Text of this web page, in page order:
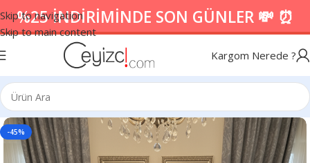
Skip to navigation
Skip to main content
%25 İNDİRİMİNDE SON GÜNLER 💸 ⏰
Kargom Nerede ?
-45%